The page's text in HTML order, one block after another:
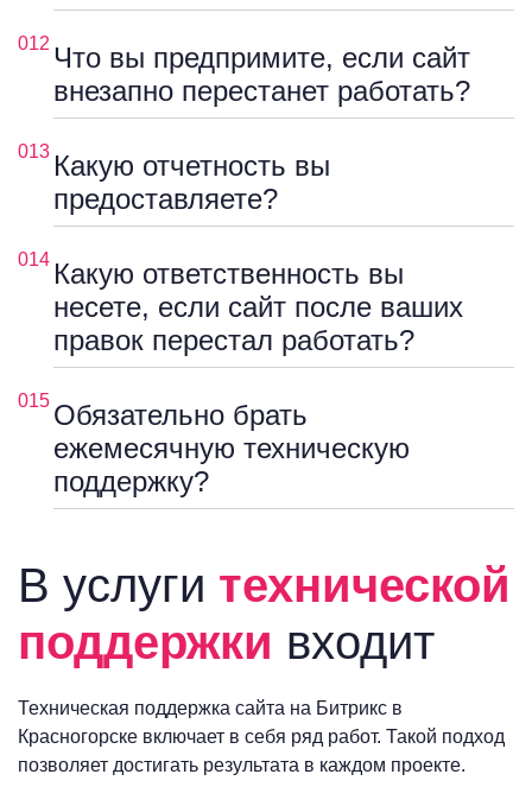
012 Что вы предпримите, если сайт
внезапно перестанет работать?
013 Какую отчетность вы
предоставляете?
014 Какую ответственность вы
несете, если сайт после ваших
правок перестал работать?
015 Обязательно брать
ежемесячную техническую
поддержку?
В услуги технической
поддержки входит
Техническая поддержка сайта на Битрикс в
Красногорске включает в себя ряд работ. Такой подход
позволяет достигать результата в каждом проекте.